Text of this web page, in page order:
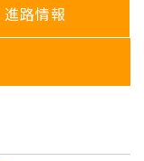
進路情報